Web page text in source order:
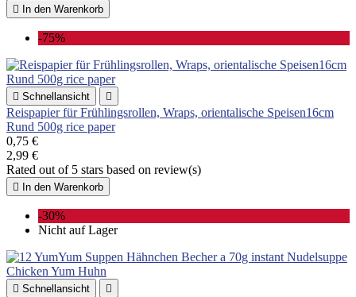
 In den Warenkorb
-75%
 Schnellansicht 
Reispapier für Frühlingsrollen, Wraps, orientalische Speisen16cm
Rund 500g rice paper
0,75 €
2,99 €
Rated out of 5 stars based on review(s)
 In den Warenkorb
-30%
Nicht auf Lager
 Schnellansicht 